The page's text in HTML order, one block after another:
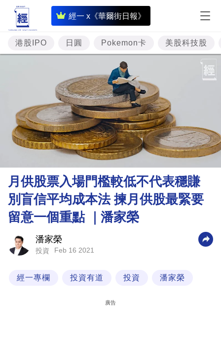
經一 x《華爾街日報》
即
時
財
經
題
投
資
樓
市
理
財
商
業
技
港股IPO 日圓 Pokemon卡 美股科技股
月供股票入場門檻較低不代表穩賺
別盲信平均成本法 揀月供股最緊要
留意一個重點 ｜潘家榮
潘家榮
投資 Feb 16 2021
經一專欄 投資有道 投資 潘家榮
廣告